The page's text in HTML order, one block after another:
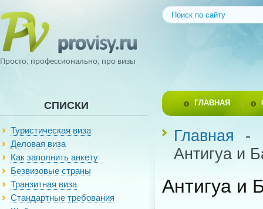
Просто, профессионально, про визы
СПИСКИ
Туристическая виза
Деловая виза
Как заполнить анкету
Безвизовые страны
Транзитная виза
Стандартные требования
ГЛАВНАЯ
Главная -
Антигуа и
Антигуа и